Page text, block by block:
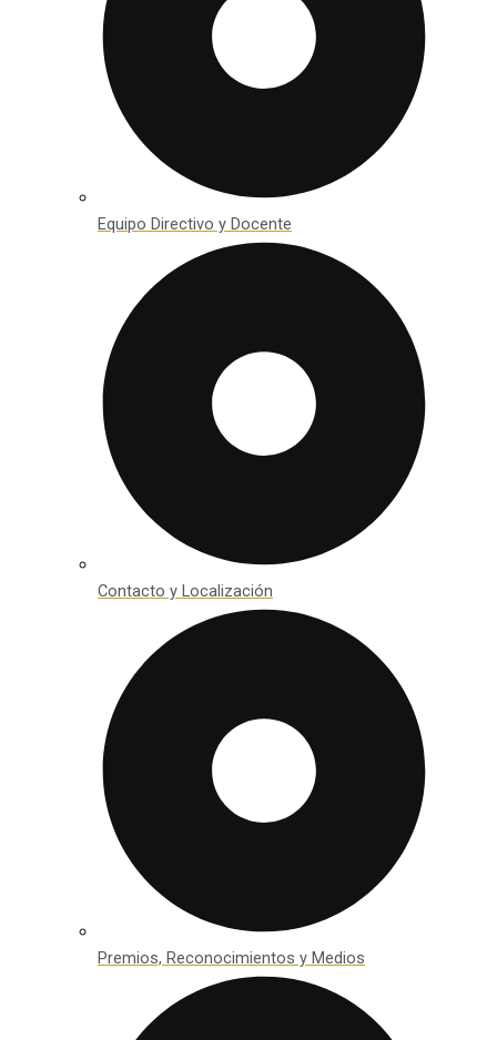
Equipo Directivo y Docente
Contacto y Localización
Premios, Reconocimientos y Medios